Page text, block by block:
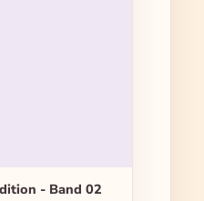
- Band 02